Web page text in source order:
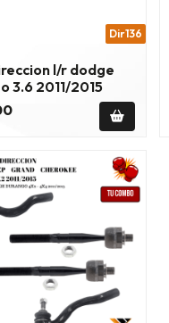
Dir136
l/r dodge
3.6 2011/2015